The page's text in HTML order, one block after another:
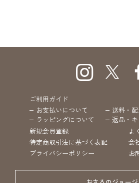
ご利用ガイド
お支払いについて
送料・
ラッピングについて
返品・
新規会員登録
よ
特定商取引法に基づく表記
会
プライバシーポリシー
お